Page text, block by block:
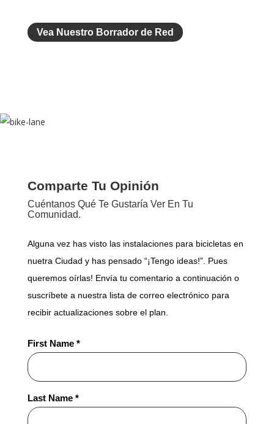
Vea Nuestro Borrador de Red
Comparte Tu Opinión
Cuéntanos Qué Te Gustaría Ver En Tu
Comunidad.
Alguna vez has visto las instalaciones para bicicletas en
nuetra Ciudad y has pensado “¡Tengo ideas!”. Pues
queremos oírlas! Envía tu comentario a continuación o
suscríbete a nuestra lista de correo electrónico para
recibir actualizaciones sobre el plan.
Full
Name
*
First Name *
Last Name *